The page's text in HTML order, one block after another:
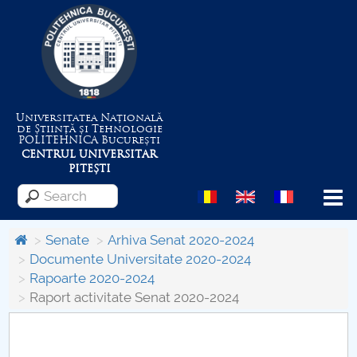
Universitatea Națională
de Știință și Tehnologie
POLITEHNICABucurești
CENTRUL UNIVERSITAR
PITEȘTI
Menu
About the University
Centrul de Management al Proiectelor
Senate
Arhiva Senat 2020-2024
Documente Universitate 2020-2024
Rapoarte 2020-2024
Raport activitate Senat 2020-2024